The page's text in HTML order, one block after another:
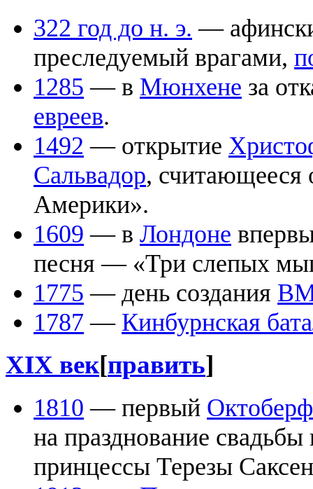
322 год до н. э. —
преследуемый врагами,
1285 — в Мюнхене за
евреев.
1492 — открытие
Сальвадор, считающееся
Америки».
1609 — в Лондоне
песня — «Три слепых
1775 — день создания
1787 — Кинбурнская
XIX век[править]
1810 — первый
на празднование
принцессы Терезы